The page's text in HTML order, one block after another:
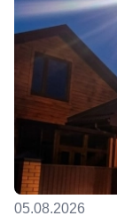
05.08.2026